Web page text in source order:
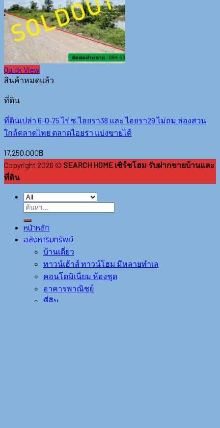
Quick View
สินค้าหมดแล้ว
ที่ดิน
ที่ดินเปล่า 6-0-75 ไร่ ซ.ไอยรา38 และ ไอยรา29 ไม่ถม ล่องสวน
ใกล้ตลาดไทย ตลาดไอยรา แบ่งขายได้
17,250,000฿
Copyright 2026 © SEARCH HOME เซิร์ชโฮม รับฝากขายบ้านและ
ที่ดิน
หน้าหลัก
อสังหาริมทรัพย์
บ้านเดี่ยว
ทาวน์เฮ้าส์ ทาวน์โฮม มีหลายทำเล
คอนโดมิเนียม ห้องชุด
อาคารพาณิชย์
ที่ดิน